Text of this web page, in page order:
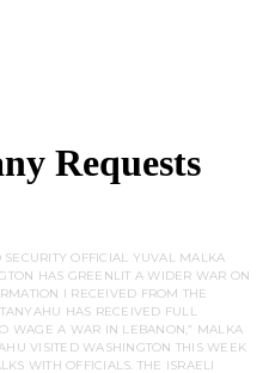
OFFICIAL YUVAL MALKA
HAS GREENLIT A WIDER WAR ON
I RECEIVED FROM THE
HAS RECEIVED FULL
WAGE A WAR IN LEBANON,” MALKA
VISITED WASHINGTON THIS WEEK
WITH OFFICIALS. THE ISRAELI